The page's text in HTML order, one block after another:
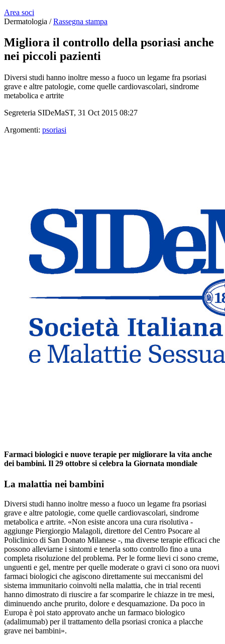
Area soci
Dermatologia /Rassegna stampa
Migliora il controllo della psoriasi anche
nei piccoli pazienti
Diversi studi hanno inoltre messo a fuoco un legame fra psoriasi
grave e altre patologie, come quelle cardiovascolari, sindrome
metabolica e artrite
Segreteria SIDeMaST, 31 Oct 2015 08:27
Argomenti: psoriasi
Farmaci biologici e nuove terapie per migliorare la vita anche
dei bambini. Il 29 ottobre si celebra la Giornata mondiale
La malattia nei bambini
Diversi studi hanno inoltre messo a fuoco un legame fra psoriasi
grave e altre patologie, come quelle cardiovascolari, sindrome
metabolica e artrite. «Non esiste ancora una cura risolutiva -
aggiunge Piergiorgio Malagoli, direttore del Centro Psocare al
Policlinico di San Donato Milanese -, ma diverse terapie efficaci che
possono alleviarne i sintomi e tenerla sotto controllo fino a una
completa risoluzione del problema. Per le forme lievi ci sono creme,
unguenti e gel, mentre per quelle moderate o gravi ci sono ora nuovi
farmaci biologici che agiscono direttamente sui meccanismi del
sistema immunitario coinvolti nella malattia, che in trial recenti
hanno dimostrato di riuscire a far scomparire le chiazze in tre mesi,
diminuendo anche prurito, dolore e desquamazione. Da poco in
Europa è poi stato approvato anche un farmaco biologico
(adalimumab) per il trattamento della psoriasi cronica a placche
grave nei bambini».